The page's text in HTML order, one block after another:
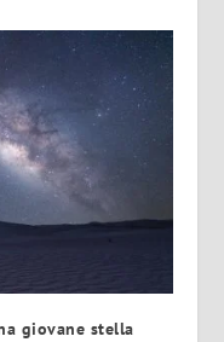
giovane stella